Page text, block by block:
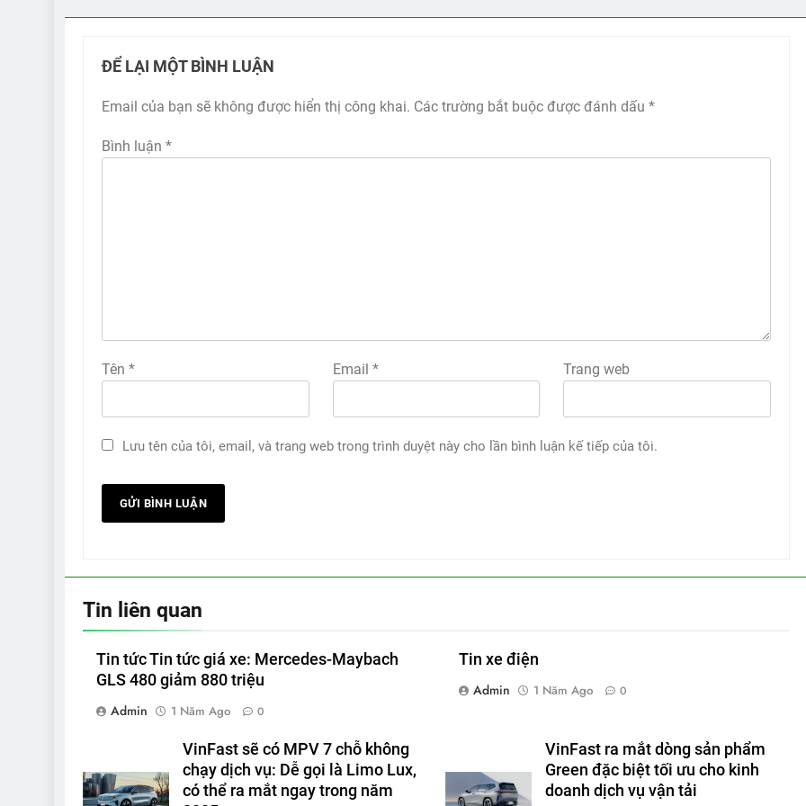
ĐỂ LẠI MỘT BÌNH LUẬN
Email của bạn sẽ không được hiển thị công khai. Các trường bắt buộc được đánh dấu *
Bình luận *
Tên * Email * Trang web
Lưu tên của tôi, email, và trang web trong trình duyệt này cho lần bình luận kế tiếp của tôi.
Tin liên quan
Tin tức Tin tức giá xe: Mercedes-Maybach
GLS 480 giảm 880 triệu
Admin
1 Năm Ago 0
Tin xe điện
Admin
1 Năm Ago 0
VinFast sẽ có MPV 7 chỗ không
chạy dịch vụ: Dễ gọi là Limo Lux,
có thể ra mắt ngay trong năm
VinFast ra mắt dòng sản phẩm
Green đặc biệt tối ưu cho kinh
doanh dịch vụ vận tải